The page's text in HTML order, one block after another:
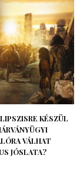
KÉSZÜL
VÁLHAT
JÓSLATA?